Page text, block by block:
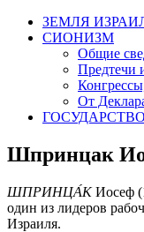
ЗЕМЛЯ
СИОНИЗМ
Общие
Предтечи
От
Шпринцак
ШПРИНЦА́КИосеф
один из лидеров
Израиля.